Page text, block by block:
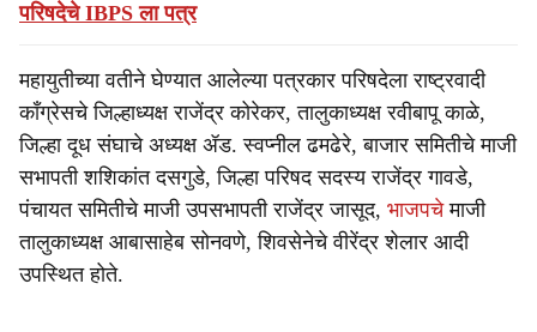
परिषदेचे IBPS ला पत्र
महायुतीच्या वतीने घेण्यात आलेल्या पत्रकार परिषदेला राष्ट्रवादी
कॉंग्रेसचे जिल्हाध्यक्ष राजेंद्र कोरेकर, तालुकाध्यक्ष रवीबापू काळे,
जिल्हा दूध संघाचे अध्यक्ष ॲड. स्वप्नील ढमढेरे, बाजार समितीचे माजी
सभापती शशिकांत दसगुडे, जिल्हा परिषद सदस्य राजेंद्र गावडे,
पंचायत समितीचे माजी उपसभापती राजेंद्र जासूद, भाजपचेमाजी
तालुकाध्यक्ष आबासाहेब सोनवणे, शिवसेनेचे वीरेंद्र शेलार आदी
उपस्थित होते.